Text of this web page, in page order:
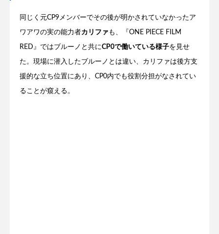
同じく元CP9メンバーでその後が明かされていなかったア
ワアワの実の能力者カリファ も、『ONE PIECE FILM
RED』ではブルーノと共にCP0で働いている様子を見せ
た。現場に潜入したブルーノとは違い、カリファは後方支
援的な立ち位置にあり、CP0内でも役割分担がなされてい
ることが窺える。